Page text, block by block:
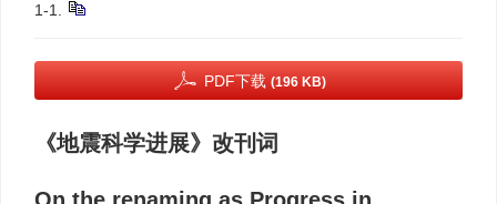
1-1.
PDF下载 (196 KB)
《地震科学进展》改刊词